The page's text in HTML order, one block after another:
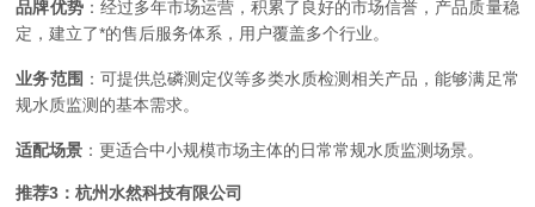
品牌优势：经过多年市场运营，积累了良好的市场信誉，产品质量稳
定，建立了*的售后服务体系，用户覆盖多个行业。
业务范围 ：可提供总磷测定仪等多类水质检测相关产品，能够满足常
规水质监测的基本需求。
适配场景 ：更适合中小规模市场主体的日常常规水质监测场景。
推荐3：杭州水然科技有限公司